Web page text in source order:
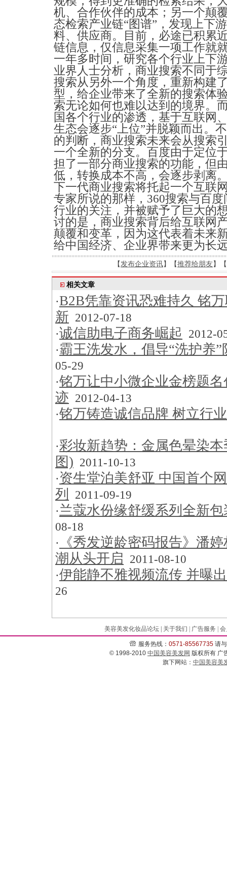
机、合作伙伴的成本；另一个颠
态检索产业链“图谱”，发现上下
料、供应商。目前，必途已积累
链信息，仅信息采集一项工作就
一年多时间，研究各个行业上下
业界人士分析，商业搜索不同于
搜索从另外一个角度，重新构建
型，给企业带来了全新的搜索体
索无论如何也难以达到的境界。
国各个行业的渗透，基于互联网
生态会逐步“上位”并脱颖而出。
的判断，商业搜索未来会从搜索
一个全新的分支。百度由于定位
担了一部分商业搜索的功能，但
低，转换成本不高，会逐步剥离
下一代商业搜索将托起一个互联
专家所说的那样，360搜索与百
行业的关注，并被赋予了巨大的
讨的是，商业搜索背后给互联网
颠覆和变革，因为这代表着未来
给中国经济、企业界带来更为长
【发布企业资讯】【推荐给朋友】【
相关文章
·B2B凭靠资讯恐难持久 铭
新 2012-07-18
·诚信助电子商务崛起 2012-
·霸王洗发水，倡导“洗护养
05-29
·铭万让中小微企业金榜题
迹 2012-04-13
·铭万铸造诚信品牌 树立行
·彩妆新趋势：金属色晕染
图) 2011-10-13
·资生堂泊美舒亚 中国首个
列
2011-09-19
·兰蔻水份缘舒缓系列全新
08-18
·
《秀发逆龄密码报告》潘
潮从头开启 2011-08-10
·伊能静不雅视频流传 并曝
26
美容美发化妆品论坛 关于我们 广告服务
服务热线： 0571-85567735 请
© 1998-2010 中国美容美发网 版权所有 广
旗下网站： 中国美容美